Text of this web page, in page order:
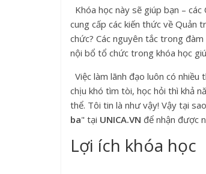
Khóa học này sẽ giúp bạn –
cung cấp các kiến thức về Quản
chức? Các nguyên tắc trong
nội bổ tổ chức trong khóa học
Việc làm lãnh đạo luôn có
chịu khó tìm tòi, học hỏi thì khả
thể. Tôi tin là như vậy! Vậy tại
ba" tại UNICA.VN để nhận được
Lợi ích khóa học